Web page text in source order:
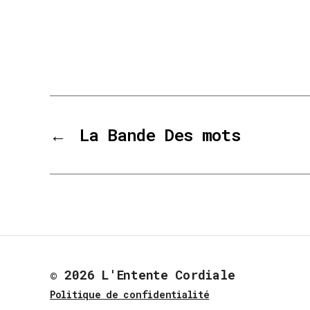
← La Bande Des mots
© 2026 L'Entente Cordiale
Politique de confidentialité